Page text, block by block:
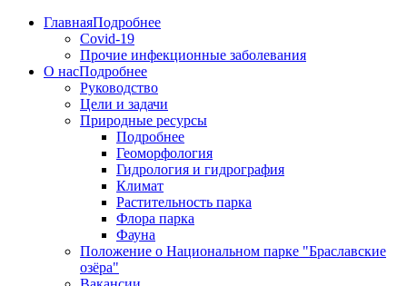
ГлавнаяПодробнее
Covid-19
Прочие инфекционные заболевания
О насПодробнее
Руководство
Цели и задачи
Природные ресурсы
Подробнее
Геоморфология
Гидрология и гидрография
Климат
Растительность парка
Флора парка
Фауна
Положение о Национальном парке "Браславские
озёра"